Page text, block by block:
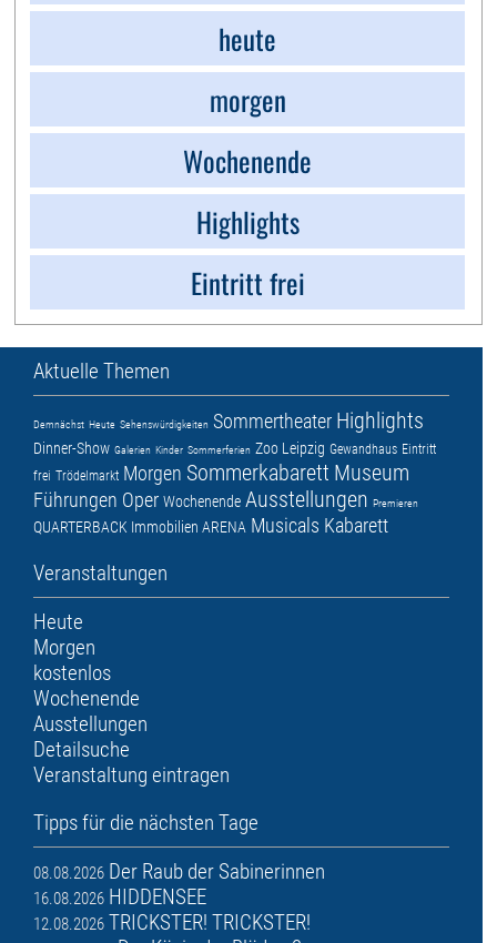
heute
morgen
Wochenende
Highlights
Eintritt frei
Aktuelle Themen
Demnächst Heute Sehenswürdigkeiten Sommertheater Highlights
Dinner-Show Galerien Kinder Sommerferien Zoo Leipzig Gewandhaus Eintritt
frei Trödelmarkt Morgen Sommerkabarett Museum
Führungen Oper Wochenende Ausstellungen Premieren
QUARTERBACK Immobilien ARENA Musicals Kabarett
Veranstaltungen
Heute
Morgen
kostenlos
Wochenende
Ausstellungen
Detailsuche
Veranstaltung eintragen
Tipps für die nächsten Tage
08.08.2026 Der Raub der Sabinerinnen
16.08.2026 HIDDENSEE
12.08.2026 TRICKSTER! TRICKSTER!